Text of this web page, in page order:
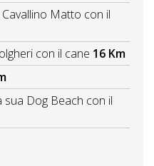
Matto con il
con il cane 16 Km
sua Dog Beach con il